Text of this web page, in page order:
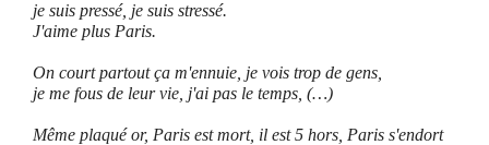
je suis pressé, je suis stressé.
J'aime plus Paris.
On court partout ça m'ennuie, je vois trop de gens,
je me fous de leur vie, j'ai pas le temps, (…)
Même plaqué or, Paris est mort, il est 5 hors, Paris s'endort